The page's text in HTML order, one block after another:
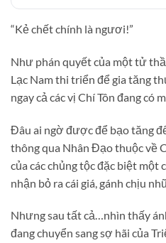
“Kẻ chết chính là ngươi!”
Như phán quyết của một tử
Lạc Nam thi triển để gia tăng
ngay cả các vị Chí Tôn đang có
Đâu ai ngờ được để bạo tăng
thông qua Nhân Đạo thuộc về
của các chủng tộc đặc biệt một
nhận bỏ ra cái giá, gánh chịu
Nhưng sau tất cả…nhìn thấy
đang chuyển sang sợ hãi của